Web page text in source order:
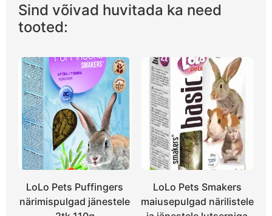
Sind võivad huvitada ka need
tooted:
LoLo Pets Puffingers
närimispulgad jänestele
LoLo Pets Smakers
maiusepulgad närilistele